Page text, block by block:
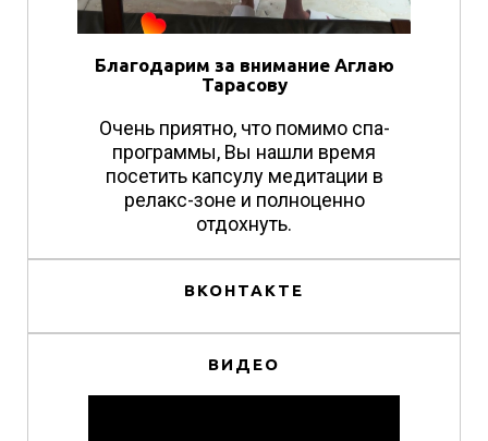
Благодарим за внимание Аглаю
Тарасову
Очень приятно, что помимо спа-
программы, Вы нашли время
посетить капсулу медитации в
релакс-зоне и полноценно
отдохнуть.
ВКОНТАКТЕ
ВИДЕО